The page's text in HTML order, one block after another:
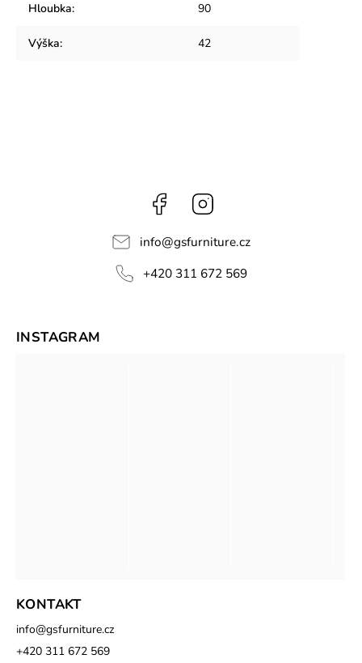
Hloubka: 90
Výška: 42
Facebook
info@gsfurniture.cz
+420 311 672 569
KONTAKT
info@gsfurniture.cz
+420 311 672 569
INSTAGRAM